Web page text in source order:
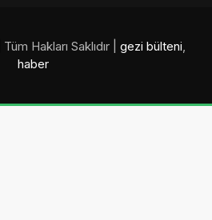
| Tüm Hakları Saklıdır | gezi bülteni
haber